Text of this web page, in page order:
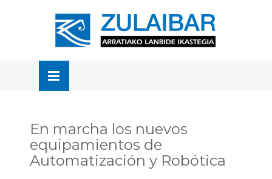
En marcha los nuevos
equipamientos de
Automatización y Robótica